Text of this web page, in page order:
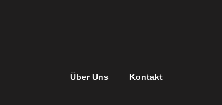
Über Uns Kontakt